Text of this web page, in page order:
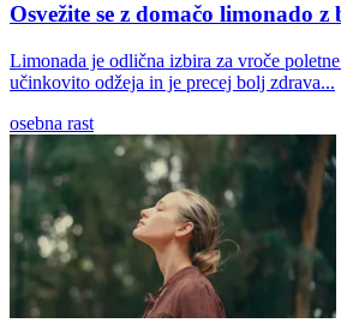
Osvežite se z domačo limonado z
Limonada je odlična izbira za vroče
učinkovito odžeja in je precej bolj zdrava...
osebna rast